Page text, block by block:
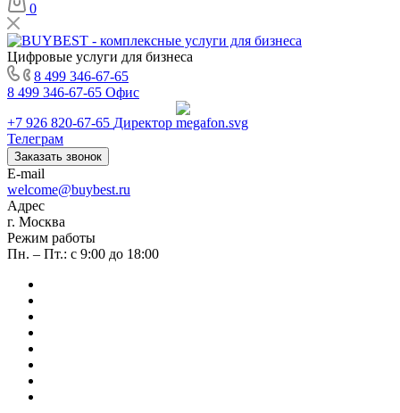
0
Цифровые услуги для бизнеса
8 499 346-67-65
8 499 346-67-65 Офис
+7 926 820-67-65 Директор
Телеграм
Заказать звонок
E-mail
welcome@buybest.ru
Адрес
г. Москва
Режим работы
Пн. – Пт.: с 9:00 до 18:00